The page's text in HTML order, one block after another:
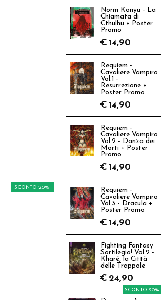
SCONTO 20%
Norm Konyu - La
Chiamata di
Cthulhu + Poster
Promo
€ 14,90
Requiem -
Cavaliere Vampiro
Vol.1 -
Resurrezione +
Poster Promo
€ 14,90
Requiem -
Cavaliere Vampiro
Vol.2 - Danza dei
Morti + Poster
Promo
€ 14,90
Requiem -
Cavaliere Vampiro
Vol.3 - Dracula +
Poster Promo
€ 14,90
Fighting Fantasy
Sortilegio! Vol.2 -
Kharé, la Città
delle Trappole
€ 24,90
SCONTO 20%